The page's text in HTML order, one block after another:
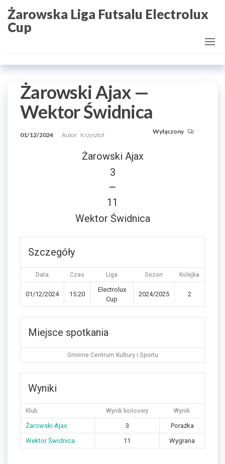
Przejdź
do
treści
Żarowska Liga Futsalu Electrolux
Cup
Żarowski Ajax —
Wektor Świdnica
01/12/2024 Autor Krzysztof Wyłączony
Żarowski Ajax
3
—
11
Wektor Świdnica
Szczegóły
Data Czas Liga Sezon Kolejka
01/12/2024 15:20
Electrolux
Cup
2024/2025 2
Miejsce spotkania
Gminne Centrum Kultury i Sportu
Wyniki
Klub Wynik końcowy Wynik
Żarowski Ajax 3
Porażka
Wektor Świdnica
11 Wygrana